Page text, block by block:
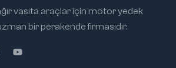
vasıta araçlar için motor yedek
bir perakende firmasıdır.